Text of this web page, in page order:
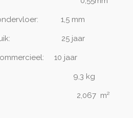
1,5 mm
25 jaar
10 jaar
kg
(m2): 2,067 m²